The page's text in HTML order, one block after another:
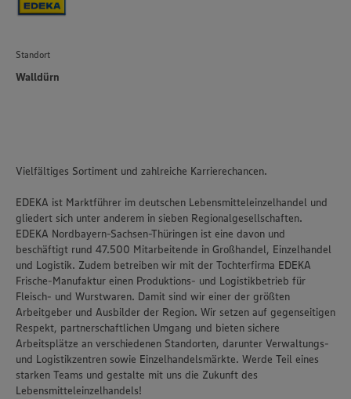
Standort
Walldürn
Vielfältiges Sortiment und zahlreiche Karrierechancen.
EDEKA ist Marktführer im deutschen Lebensmitteleinzelhandel und
gliedert sich unter anderem in sieben Regionalgesellschaften.
EDEKA Nordbayern-Sachsen-Thüringen ist eine davon und
beschäftigt rund 47.500 Mitarbeitende in Großhandel, Einzelhandel
und Logistik. Zudem betreiben wir mit der Tochterfirma EDEKA
Frische-Manufaktur einen Produktions- und Logistikbetrieb für
Fleisch- und Wurstwaren. Damit sind wir einer der größten
Arbeitgeber und Ausbilder der Region. Wir setzen auf gegenseitigen
Respekt, partnerschaftlichen Umgang und bieten sichere
Arbeitsplätze an verschiedenen Standorten, darunter Verwaltungs-
und Logistikzentren sowie Einzelhandelsmärkte. Werde Teil eines
starken Teams und gestalte mit uns die Zukunft des
Lebensmitteleinzelhandels!